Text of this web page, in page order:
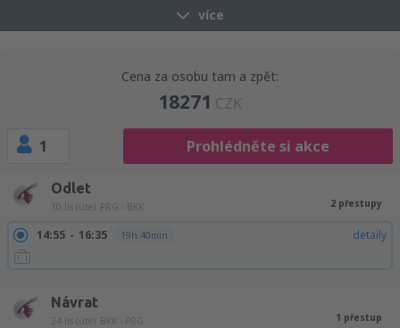
více
Cena za osobu tam a zpět:
18271 CZK
1 Prohlédněte si akce
Odlet
10 lis (úte) PRG - BKK 2 přestupy
14:55 16:35 19h 40min detaily
Návrat
24 lis (úte) BKK - PRG 1 přestup